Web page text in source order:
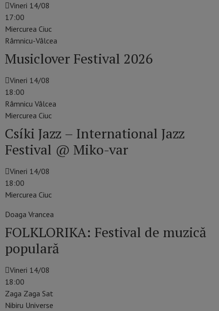
Vineri 14/08
17:00
Miercurea Ciuc
Râmnicu-Vâlcea
Musiclover Festival 2026
Vineri 14/08
18:00
Râmnicu Vâlcea
Miercurea Ciuc
Csíki Jazz – International Jazz
Festival @ Miko-var
Vineri 14/08
18:00
Miercurea Ciuc
Doaga Vrancea
FOLKLORIKA: Festival de muzică
populară
Vineri 14/08
18:00
Zaga Zaga Sat
Nibiru Universe